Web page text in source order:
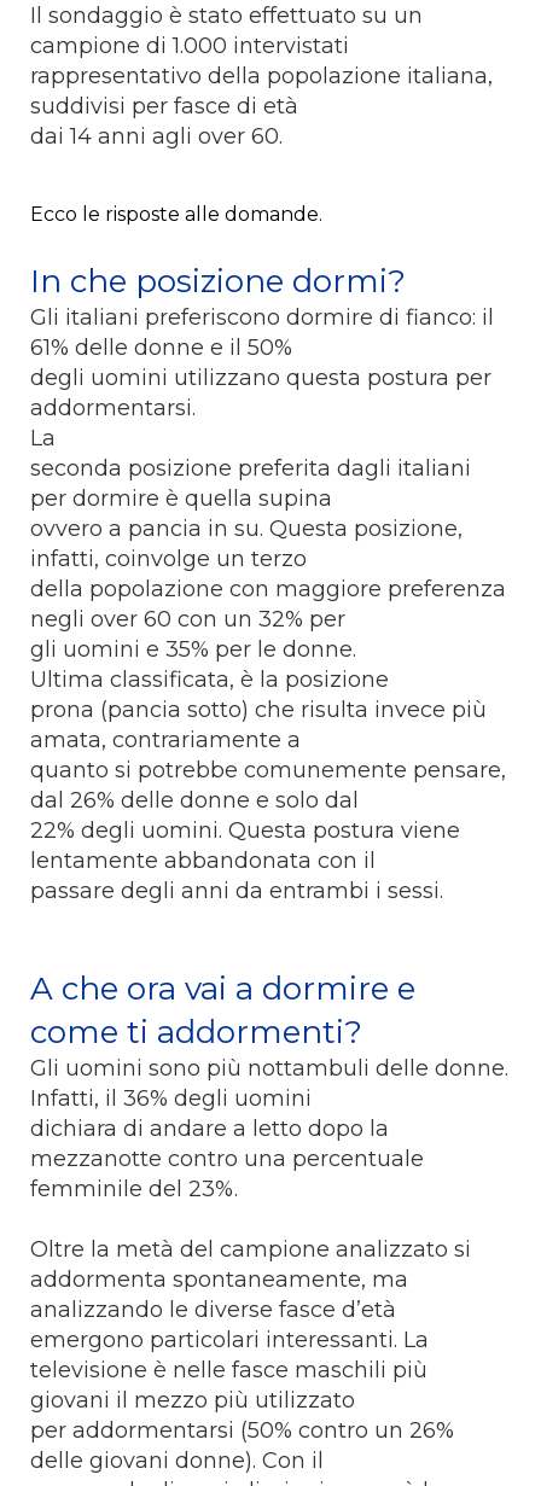
Il sondaggio è stato effettuato su un
campione di 1.000 intervistati
rappresentativo della popolazione italiana,
suddivisi per fasce di età
dai 14 anni agli over 60.
Ecco le risposte alle domande.
In che posizione dormi?
Gli italiani preferiscono dormire di fianco: il
61% delle donne e il 50%
degli uomini utilizzano questa postura per
addormentarsi.
La
seconda posizione preferita dagli italiani
per dormire è quella supina
ovvero a pancia in su. Questa posizione,
infatti, coinvolge un terzo
della popolazione con maggiore preferenza
negli over 60 con un 32% per
gli uomini e 35% per le donne.
Ultima classificata, è la posizione
prona (pancia sotto) che risulta invece più
amata, contrariamente a
quanto si potrebbe comunemente pensare,
dal 26% delle donne e solo dal
22% degli uomini. Questa postura viene
lentamente abbandonata con il
passare degli anni da entrambi i sessi.
A che ora vai a dormire e
come ti addormenti?
Gli uomini sono più nottambuli delle donne.
Infatti, il 36% degli uomini
dichiara di andare a letto dopo la
mezzanotte contro una percentuale
femminile del 23%.
Oltre la metà del campione analizzato si
addormenta spontaneamente, ma
analizzando le diverse fasce d’età
emergono particolari interessanti. La
televisione è nelle fasce maschili più
giovani il mezzo più utilizzato
per addormentarsi (50% contro un 26%
delle giovani donne). Con il